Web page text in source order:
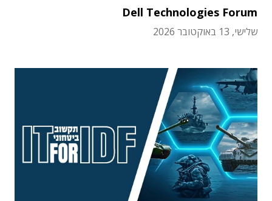
Dell Technologies Forum
שלישי, 13 באוקטובר 2026